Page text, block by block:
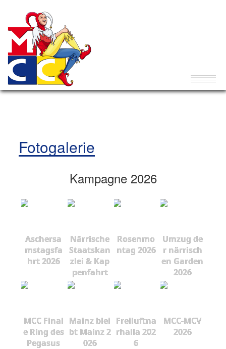
Fotogalerie
Kampagne 2026
Aschersa
mstagsfa
hrt 2026
Närrische
Staatskan
zlei & Kap
penfahrt
Rosenmo
ntag 2026
Umzug de
r närrisch
en Garden
2026
MCC Final
e Ring des
Pegasus
Mainz blei
bt Mainz 2
026
Freiluftna
rhalla 202
6
MCC-MCV
2026